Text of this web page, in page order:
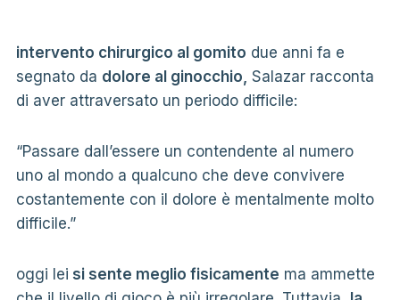
intervento chirurgico al gomito due anni fa e
segnato da dolore al ginocchio, Salazar racconta
di aver attraversato un periodo difficile:
“Passare dall’essere un contendente al numero
uno al mondo a qualcuno che deve convivere
costantemente con il dolore è mentalmente molto
difficile.”
oggi lei si sente meglio fisicamente ma ammette